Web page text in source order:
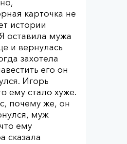
карточка не
истории
оставила мужа
и вернулась
захотела
его он
Игорь
ему стало хуже.
почему же, он
муж
ему
сказала